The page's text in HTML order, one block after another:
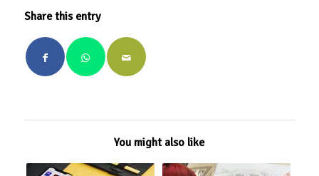
Share this entry
You might also like